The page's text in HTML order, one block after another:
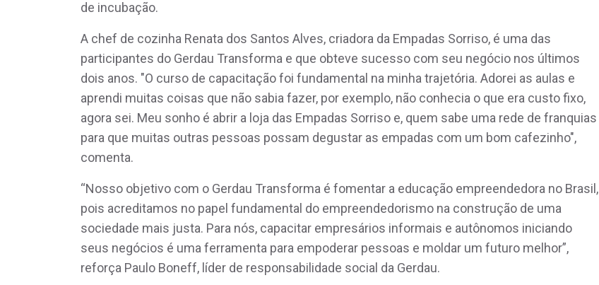
de incubação.
A chef de cozinha Renata dos Santos Alves, criadora da Empadas Sorriso, é uma das
participantes do Gerdau Transforma e que obteve sucesso com seu negócio nos últimos
dois anos. "O curso de capacitação foi fundamental na minha trajetória. Adorei as aulas e
aprendi muitas coisas que não sabia fazer, por exemplo, não conhecia o que era custo fixo,
agora sei. Meu sonho é abrir a loja das Empadas Sorriso e, quem sabe uma rede de franquias
para que muitas outras pessoas possam degustar as empadas com um bom cafezinho",
comenta.
“Nosso objetivo com o Gerdau Transforma é fomentar a educação empreendedora no Brasil,
pois acreditamos no papel fundamental do empreendedorismo na construção de uma
sociedade mais justa. Para nós, capacitar empresários informais e autônomos iniciando
seus negócios é uma ferramenta para empoderar pessoas e moldar um futuro melhor”,
reforça Paulo Boneff, líder de responsabilidade social da Gerdau.